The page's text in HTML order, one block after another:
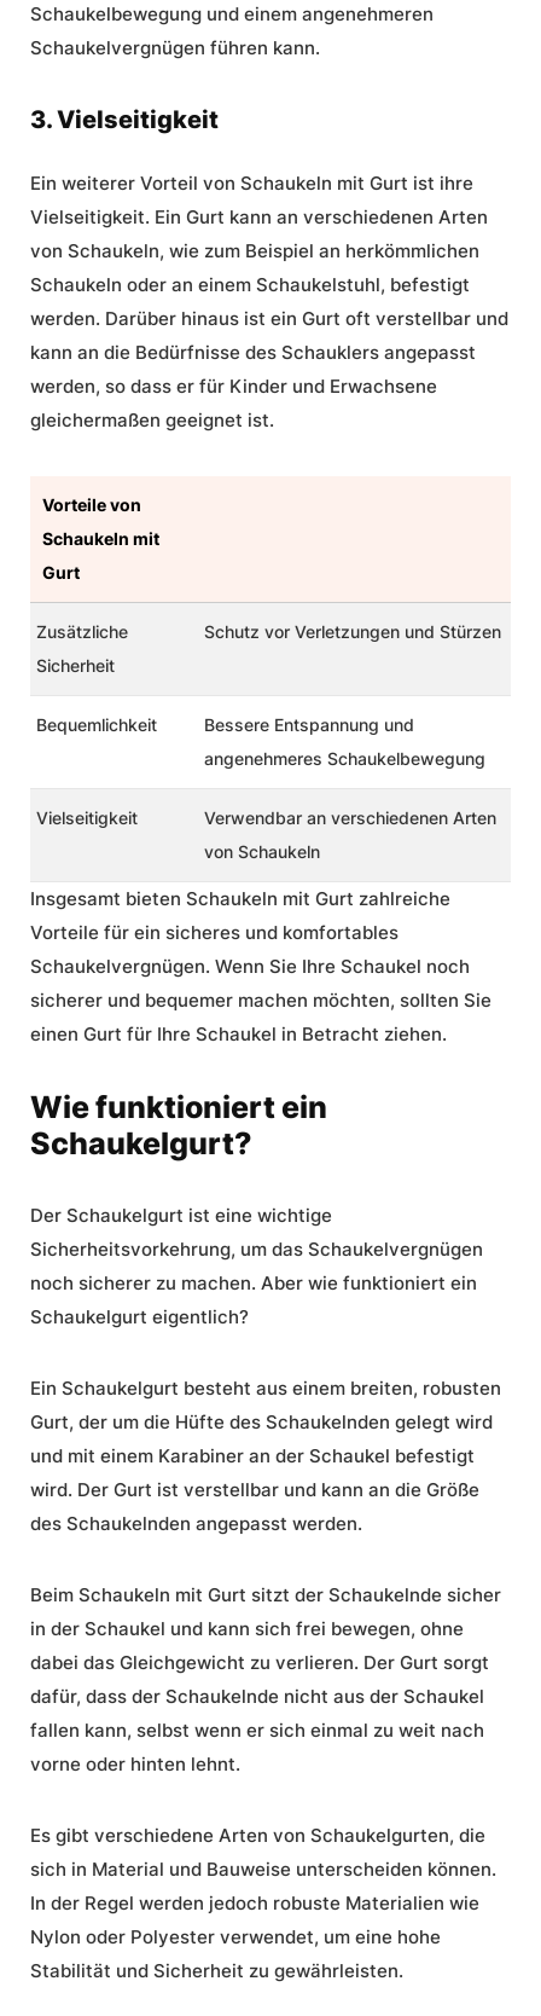
Schaukelbewegung und einem angenehmeren
Schaukelvergnügen führen kann.
3. Vielseitigkeit
Ein weiterer Vorteil von Schaukeln mit Gurt ist ihre
Vielseitigkeit. Ein Gurt kann an verschiedenen Arten
von Schaukeln, wie zum Beispiel an herkömmlichen
Schaukeln oder an einem Schaukelstuhl, befestigt
werden. Darüber hinaus ist ein Gurt oft verstellbar und
kann an die Bedürfnisse des Schauklers angepasst
werden, so dass er für Kinder und Erwachsene
gleichermaßen geeignet ist.
Vorteile von
Schaukeln mit
Gurt
Zusätzliche
Sicherheit
Schutz vor Verletzungen und Stürzen
Bequemlichkeit
Bessere Entspannung und
angenehmeres Schaukelbewegung
Vielseitigkeit
Verwendbar an verschiedenen Arten
von Schaukeln
Insgesamt bieten Schaukeln mit Gurt zahlreiche
Vorteile für ein sicheres und komfortables
Schaukelvergnügen. Wenn Sie Ihre Schaukel noch
sicherer und bequemer machen möchten, sollten Sie
einen Gurt für Ihre Schaukel in Betracht ziehen.
Wie funktioniert ein
Schaukelgurt?
Der Schaukelgurt ist eine wichtige
Sicherheitsvorkehrung, um das Schaukelvergnügen
noch sicherer zu machen. Aber wie funktioniert ein
Schaukelgurt eigentlich?
Ein Schaukelgurt besteht aus einem breiten, robusten
Gurt, der um die Hüfte des Schaukelnden gelegt wird
und mit einem Karabiner an der Schaukel befestigt
wird. Der Gurt ist verstellbar und kann an die Größe
des Schaukelnden angepasst werden.
Beim Schaukeln mit Gurt sitzt der Schaukelnde sicher
in der Schaukel und kann sich frei bewegen, ohne
dabei das Gleichgewicht zu verlieren. Der Gurt sorgt
dafür, dass der Schaukelnde nicht aus der Schaukel
fallen kann, selbst wenn er sich einmal zu weit nach
vorne oder hinten lehnt.
Es gibt verschiedene Arten von Schaukelgurten, die
sich in Material und Bauweise unterscheiden können.
In der Regel werden jedoch robuste Materialien wie
Nylon oder Polyester verwendet, um eine hohe
Stabilität und Sicherheit zu gewährleisten.